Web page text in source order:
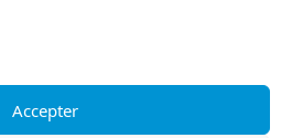
Accepter